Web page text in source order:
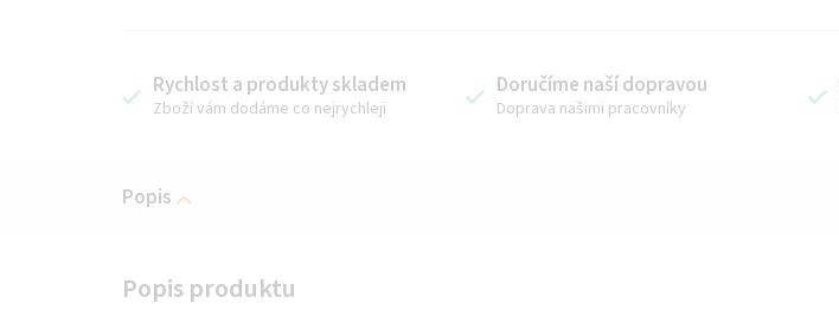
Rychlost a produkty skladem
Zboží vám dodáme co nejrychleji
Doručíme naší dopravou
Doprava našimi pracovníky
Popis